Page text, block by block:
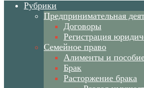
Рубрики
Предпринимательная
Договоры
Регистрация
Семейное право
Алименты и
Брак
Расторжение брака